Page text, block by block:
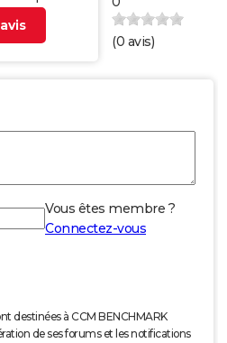
(0 avis)
Vous êtes membre ?
Connectez-vous
destinées à CCM BENCHMARK
de ses forums et les notifications